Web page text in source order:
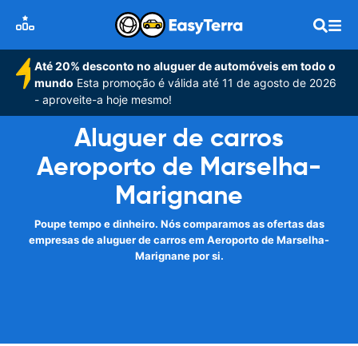
Até 20% desconto no aluguer de automóveis em todo o
mundo Esta promoção é válida até 11 de agosto de 2026
- aproveite-a hoje mesmo!
Aluguer de carros
Aeroporto de Marselha-
Marignane
Poupe tempo e dinheiro. Nós comparamos as ofertas das
empresas de aluguer de carros em Aeroporto de Marselha-
Marignane por si.